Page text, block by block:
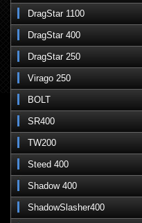
DragStar 1100
DragStar 400
DragStar 250
Virago 250
BOLT
SR400
TW200
Steed 400
Shadow 400
ShadowSlasher400